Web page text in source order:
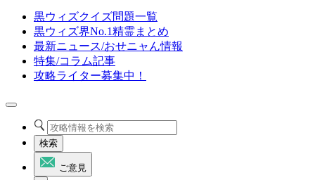
黒ウィズクイズ問題一覧
黒ウィズ界No.1精霊まとめ
最新ニュース/おせニャん情報
特集/コラム記事
攻略ライター募集中！
検索
ご意見